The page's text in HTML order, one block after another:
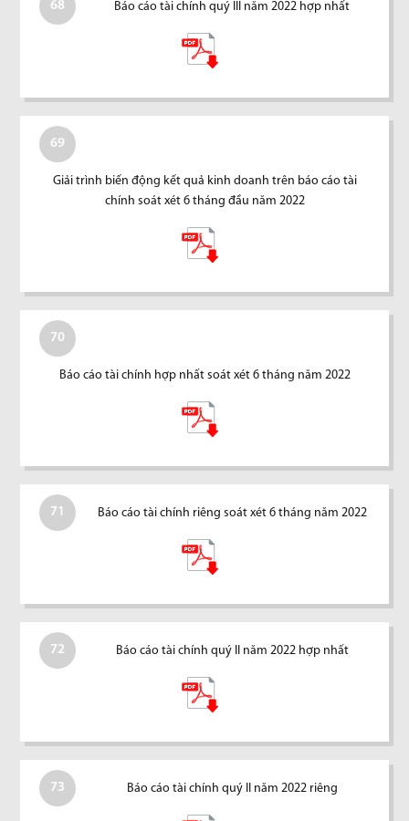
68 Báo cáo tài chính quý III năm 2022 hợp nhất
69
Giải trình biến động kết quả kinh doanh trên báo cáo tài
chính soát xét 6 tháng đầu năm 2022
70
Báo cáo tài chính hợp nhất soát xét 6 tháng năm 2022
71 Báo cáo tài chính riêng soát xét 6 tháng năm 2022
72 Báo cáo tài chính quý II năm 2022 hợp nhất
73 Báo cáo tài chính quý II năm 2022 riêng